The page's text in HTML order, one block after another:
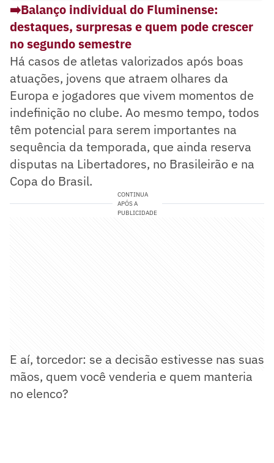
➡️Balanço individual do Fluminense:
destaques, surpresas e quem pode crescer
no segundo semestre
Há casos de atletas valorizados após boas
atuações, jovens que atraem olhares da
Europa e jogadores que vivem momentos de
indefinição no clube. Ao mesmo tempo, todos
têm potencial para serem importantes na
sequência da temporada, que ainda reserva
disputas na Libertadores, no Brasileirão e na
Copa do Brasil.
CONTINUA
APÓS A
PUBLICIDADE
E aí, torcedor: se a decisão estivesse nas suas
mãos, quem você venderia e quem manteria
no elenco?